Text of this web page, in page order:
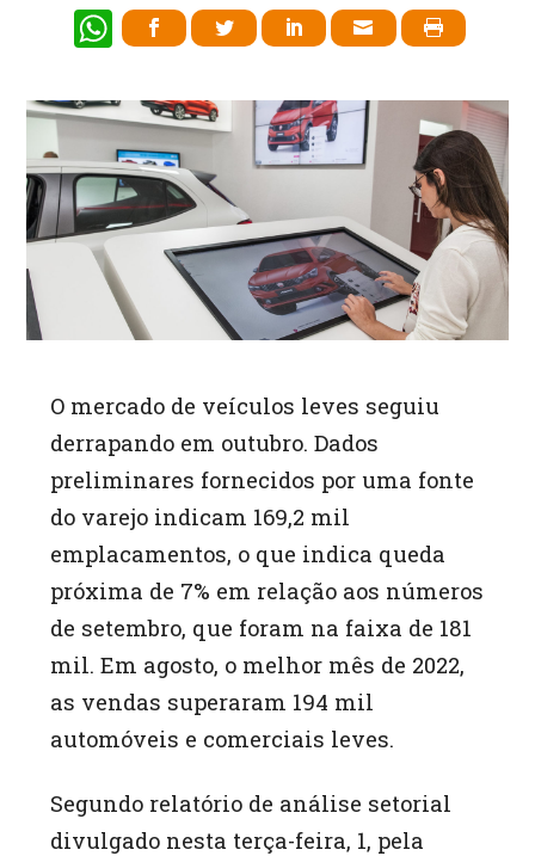
W
at
s
A
p
O mercado de veículos leves seguiu
derrapando em outubro. Dados
preliminares fornecidos por uma fonte
do varejo indicam 169,2 mil
emplacamentos, o que indica queda
próxima de 7% em relação aos números
de setembro, que foram na faixa de 181
mil. Em agosto, o melhor mês de 2022,
as vendas superaram 194 mil
automóveis e comerciais leves.
Segundo relatório de análise setorial
divulgado nesta terça-feira, 1, pela